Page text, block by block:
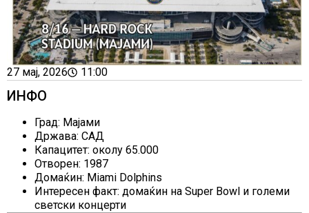
27 мај, 2026 11:00
ИНФО
Град: Мајами
Држава: САД
Капацитет: околу 65.000
Отворен: 1987
Домаќин: Miami Dolphins
Интересен факт: домаќин на Super Bowl и големи
светски концерти